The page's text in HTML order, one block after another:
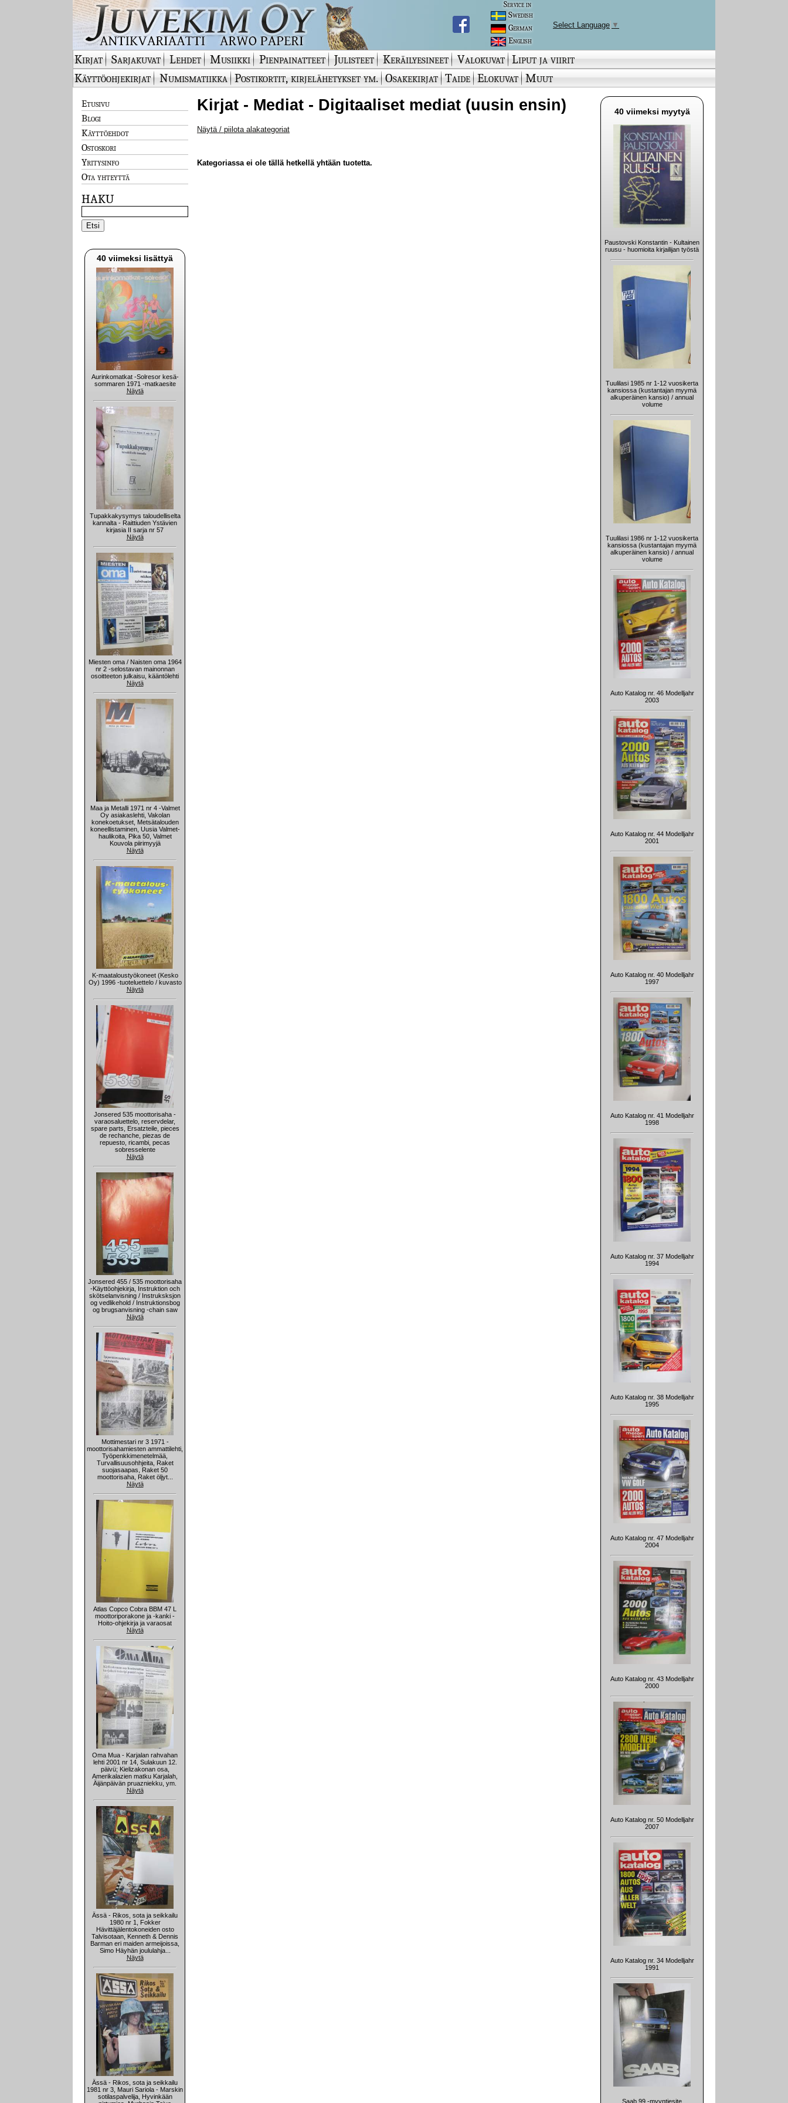
Service in
Swedish
German
English
Select Language ▼
Kirjat Sarjakuvat Lehdet Musiikki Pienpainatteet Julisteet Keräilyesineet Valokuvat Liput ja viirit
Käyttöohjekirjat
Numismatiikka Postikortit, kirjelähetykset ym. Osakekirjat Taide Elokuvat Muut
Etusivu
Blogi
Käyttöehdot
Ostoskori
Yritysinfo
Ota yhteyttä
HAKU
40 viimeksi lisättyä
Aurinkomatkat -Solresor kesä-
sommaren 1971 -matkaesite
Näytä
Tupakkakysymys taloudelliselta
kannalta - Raittiuden Ystävien
kirjasia II sarja nr 57
Näytä
Miesten oma / Naisten oma 1964
nr 2 -selostavan mainonnan
osoitteeton julkaisu, kääntölehti
Näytä
Maa ja Metalli 1971 nr 4 -Valmet
Oy asiakaslehti, Vakolan
konekoetukset, Metsätalouden
koneellistaminen, Uusia Valmet-
haulikoita, Pika 50, Valmet
Kouvola piirimyyjä
Näytä
K-maataloustyökoneet (Kesko
Oy) 1996 -tuoteluettelo / kuvasto
Näytä
Jonsered 535 moottorisaha -
varaosaluettelo, reservdelar,
spare parts, Ersatzteile, pieces
de rechanche, piezas de
repuesto, ricambi, pecas
sobresselente
Näytä
Jonsered 455 / 535 moottorisaha
-Käyttöohjekirja, Instruktion och
skötselanvisning / Instruksksjon
og vedlikehold / Instruktionsbog
og brugsanvisning -chain saw
Näytä
Mottimestari nr 3 1971 -
moottorisahamiesten ammattilehti,
Työpenkkimenetelmää,
Turvallisuusohhjeita, Raket
suojasaapas, Raket 50
moottorisaha, Raket öljyt...
Näytä
Atlas Copco Cobra BBM 47 L
moottoriporakone ja -kanki -
Hoito-ohjekirja ja varaosat
Näytä
Oma Mua - Karjalan rahvahan
lehti 2001 nr 14, Sulakuun 12.
päivü; Kielizakonan osa,
Amerikalazien matku Karjalah,
Äijänpäivän pruazniekku, ym.
Näytä
Ässä - Rikos, sota ja seikkailu
1980 nr 1, Fokker
Hävittäjälentokoneiden osto
Talvisotaan, Kenneth & Dennis
Barman eri maiden armeijoissa,
Simo Häyhän joululahja...
Näytä
Ässä - Rikos, sota ja seikkailu
1981 nr 3, Mauri Sariola - Marskin
sotilaspalvelija, Hyvinkään
Kirjat - Mediat - Digitaaliset mediat (uusin ensin)
Näytä / piilota alakategoriat
Kategoriassa ei ole tällä hetkellä yhtään tuotetta.
40 viimeksi myytyä
Paustovski Konstantin - Kultainen
ruusu - huomioita kirjailijan työstä
Tuulilasi 1985 nr 1-12 vuosikerta
kansiossa (kustantajan myymä
alkuperäinen kansio) / annual
volume
Tuulilasi 1986 nr 1-12 vuosikerta
kansiossa (kustantajan myymä
alkuperäinen kansio) / annual
volume
Auto Katalog nr. 46 Modelljahr
2003
Auto Katalog nr. 44 Modelljahr
2001
Auto Katalog nr. 40 Modelljahr
1997
Auto Katalog nr. 41 Modelljahr
1998
Auto Katalog nr. 37 Modelljahr
1994
Auto Katalog nr. 38 Modelljahr
1995
Auto Katalog nr. 47 Modelljahr
2004
Auto Katalog nr. 43 Modelljahr
2000
Auto Katalog nr. 50 Modelljahr
2007
Auto Katalog nr. 34 Modelljahr
1991
Saab 99 -myyntiesite